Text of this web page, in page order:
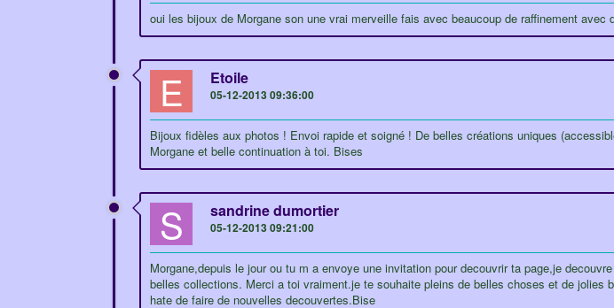
oui les bijoux de Morgane son une vrai merveille fais avec beaucoup de raffinement
E Etoile
05-12-2013 09:36:00
Bijoux fidèles aux photos ! Envoi rapide et soigné ! De belles créations uniques
Morgane et belle continuation à toi. Bises
S sandrine dumortier
05-12-2013 09:21:00
Morgane,depuis le jour ou tu m a envoye une invitation pour decouvrir ta page,je
belles collections. Merci a toi vraiment.je te souhaite pleins de belles choses et de
hate de faire de nouvelles decouvertes.Bise